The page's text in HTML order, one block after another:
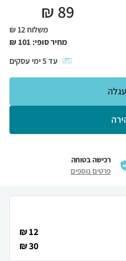
89
₪
משלוח 12 ₪
מחיר סופי: 101
₪
עד5ימי עסקים
רכישה בטוחה
פרטים נוספים
12 ₪
30 ₪